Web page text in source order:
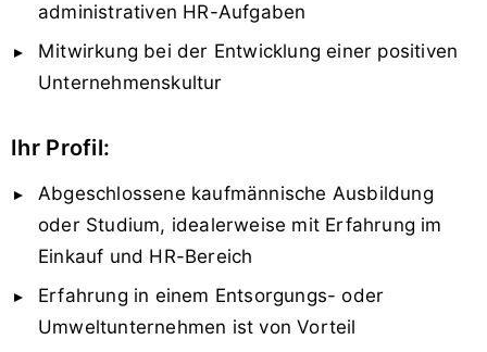
administrativen HR-Aufgaben
Mitwirkung bei der Entwicklung einer positiven
Unternehmenskultur
Ihr Profil:
Abgeschlossene kaufmännische Ausbildung
oder Studium, idealerweise mit Erfahrung im
Einkauf und HR-Bereich
Erfahrung in einem Entsorgungs- oder
Umweltunternehmen ist von Vorteil